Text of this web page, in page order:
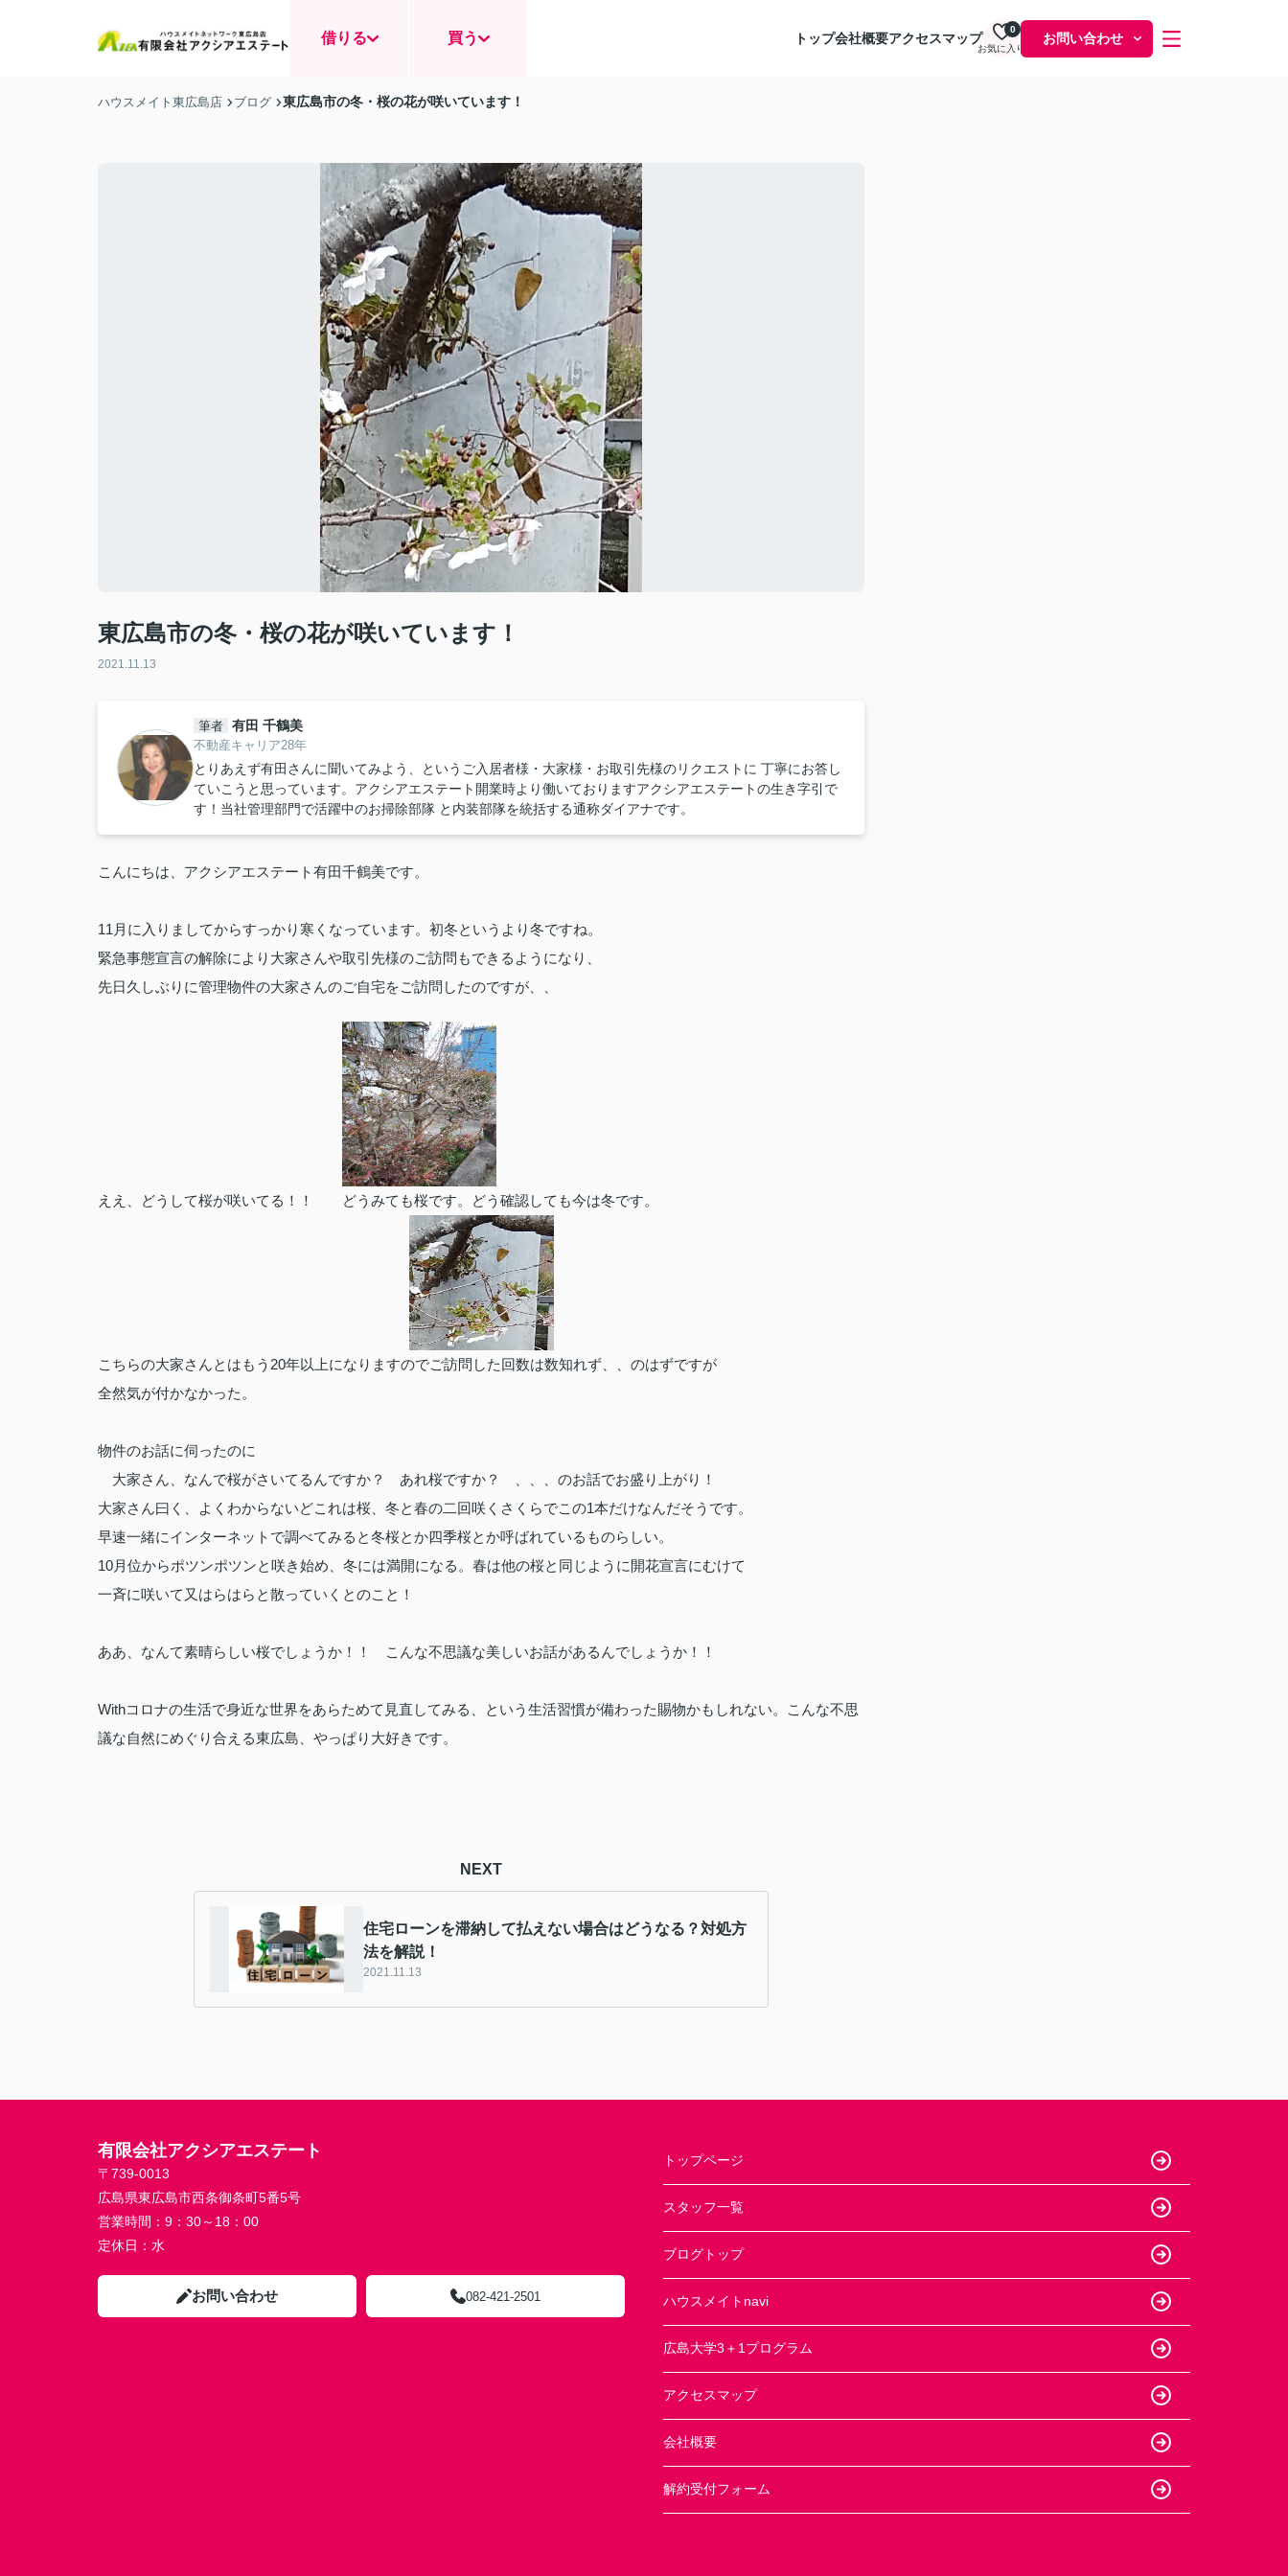
借りる 買う トップ会社概要アクセスマップ
お気に入り
0
お問い合わせ
ハウスメイト東広島店 ブログ 東広島市の冬・桜の花が咲いています！
東広島市の冬・桜の花が咲いています！
2021.11.13
筆者 有田 千鶴美
不動産キャリア28年
とりあえず有田さんに聞いてみよう、というご入居者様・大家様・お取引先様のリクエストに 丁寧にお答し
ていこうと思っています。アクシアエステート開業時より働いておりますアクシアエステートの生き字引で
す！当社管理部門で活躍中のお掃除部隊 と内装部隊を統括する通称ダイアナです。
こんにちは、アクシアエステート有田千鶴美です。
11月に入りましてからすっかり寒くなっています。初冬というより冬ですね。
緊急事態宣言の解除により大家さんや取引先様のご訪問もできるようになり、
先日久しぶりに管理物件の大家さんのご自宅をご訪問したのですが、、
ええ、どうして桜が咲いてる！！ どうみても桜です。どう確認しても今は冬です。
こちらの大家さんとはもう20年以上になりますのでご訪問した回数は数知れず、、のはずですが
全然気が付かなかった。
物件のお話に伺ったのに
大家さん、なんで桜がさいてるんですか？ あれ桜ですか？ 、、、のお話でお盛り上がり！
大家さん曰く、よくわからないどこれは桜、冬と春の二回咲くさくらでこの1本だけなんだそうです。
早速一緒にインターネットで調べてみると冬桜とか四季桜とか呼ばれているものらしい。
10月位からポツンポツンと咲き始め、冬には満開になる。春は他の桜と同じように開花宣言にむけて
一斉に咲いて又はらはらと散っていくとのこと！
ああ、なんて素晴らしい桜でしょうか！！ こんな不思議な美しいお話があるんでしょうか！！
Withコロナの生活で身近な世界をあらためて見直してみる、という生活習慣が備わった賜物かもしれない。こんな不思
議な自然にめぐり合える東広島、やっぱり大好きです。
NEXT
住宅ローンを滞納して払えない場合はどうなる？対処方
法を解説！
2021.11.13
有限会社アクシアエステート
〒739-0013
広島県東広島市西条御条町5番5号
営業時間： 9：30～18：00
定休日： 水
お問い合わせ 082-421-2501
トップページ
スタッフ一覧
ブログトップ
ハウスメイトnavi
広島大学3＋1プログラム
アクセスマップ
会社概要
解約受付フォーム